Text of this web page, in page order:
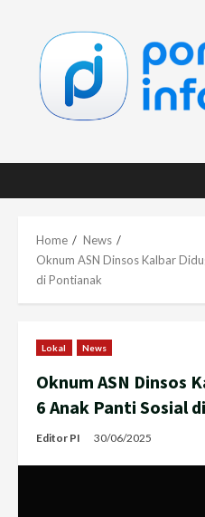
content
Home
News
Oknum ASN Dinsos Kalbar
di Pontianak
Lokal News
Oknum ASN Dinsos
6 Anak Panti Sosial
Editor PI 30/06/2025